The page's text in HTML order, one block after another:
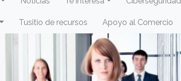
Tusitio de recursos Apoyo al Comercio